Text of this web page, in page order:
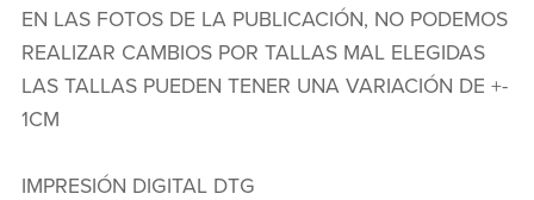
EN LAS FOTOS DE LA PUBLICACIÓN, NO PODEMOS
REALIZAR CAMBIOS POR TALLAS MAL ELEGIDAS
LAS TALLAS PUEDEN TENER UNA VARIACIÓN DE +-
1CM
IMPRESIÓN DIGITAL DTG